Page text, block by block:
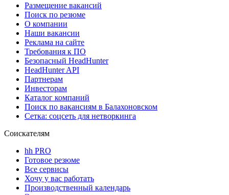
Размещение вакансий
Поиск по резюме
О компании
Наши вакансии
Реклама на сайте
Требования к ПО
Безопасный HeadHunter
HeadHunter API
Партнерам
Инвесторам
Каталог компаний
Поиск по вакансиям в Балахоновском
Сетка: соцсеть для нетворкинга
Соискателям
hh PRO
Готовое резюме
Все сервисы
Хочу у вас работать
Производственный календарь